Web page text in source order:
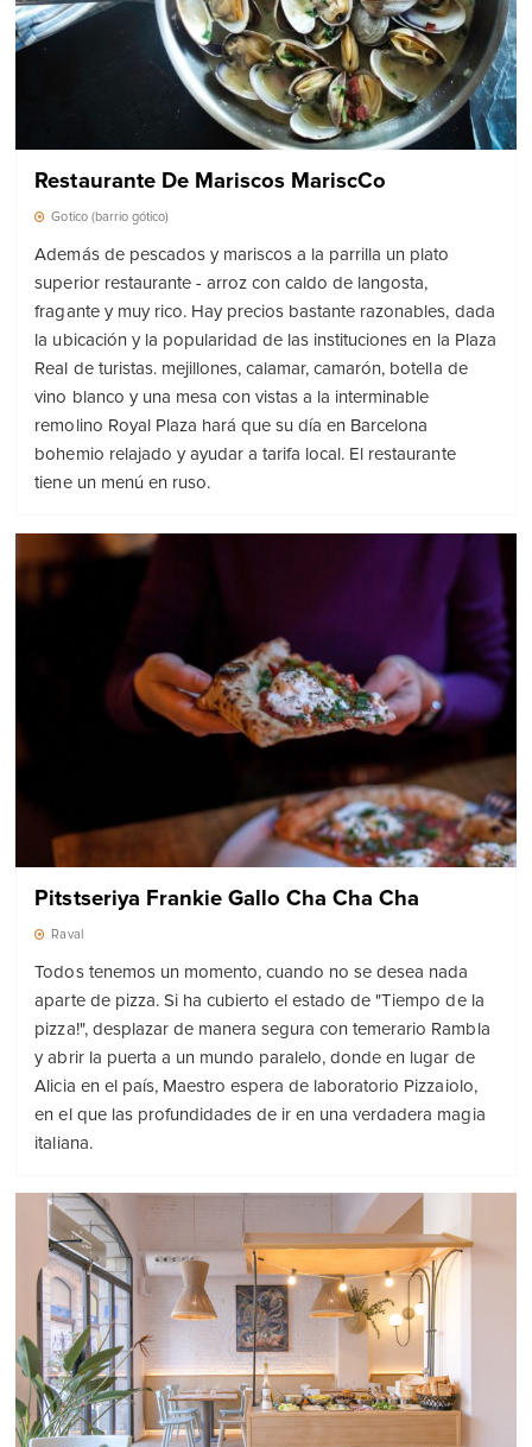
Restaurante De Mariscos MariscCo
Gotico (barrio gótico)
Además de pescados y mariscos a la parrilla un plato
superior restaurante - arroz con caldo de langosta,
fragante y muy rico. Hay precios bastante razonables, dada
la ubicación y la popularidad de las instituciones en la Plaza
Real de turistas. mejillones, calamar, camarón, botella de
vino blanco y una mesa con vistas a la interminable
remolino Royal Plaza hará que su día en Barcelona
bohemio relajado y ayudar a tarifa local. El restaurante
tiene un menú en ruso.
Pitstseriya Frankie Gallo Cha Cha Cha
Raval
Todos tenemos un momento, cuando no se desea nada
aparte de pizza. Si ha cubierto el estado de "Tiempo de la
pizza!", desplazar de manera segura con temerario Rambla
y abrir la puerta a un mundo paralelo, donde en lugar de
Alicia en el país, Maestro espera de laboratorio Pizzaiolo,
en el que las profundidades de ir en una verdadera magia
italiana.